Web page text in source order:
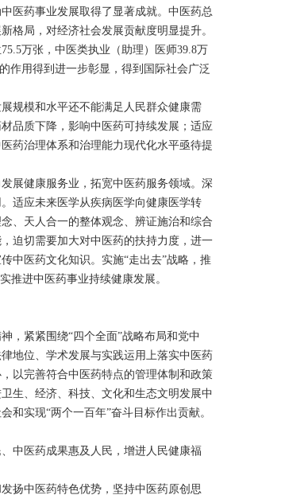
医药事业发展取得了显著成就。中医药总
格局，对经济社会发展贡献度明显提升。
75.5万张，中医类执业（助理）医师39.8万
作用得到进一步彰显，得到国际社会广泛
规模和水平还不能满足人民群众健康需
品质下降，影响中医药可持续发展；适应
药治理体系和治理能力现代化水平亟待提
展健康服务业，拓宽中医药服务领域。深
适应未来医学从疾病医学向健康医学转
、天人合一的整体观念、辨证施治和综合
迫切需要加大对中医药的扶持力度，进一
中医药文化知识。实施“走出去”战略，推
推进中医药事业持续健康发展。
紧紧围绕“四个全面”战略布局和党中
地位、学术发展与实践运用上落实中医药
以完善符合中医药特点的管理体制和政策
生、经济、科技、文化和生态文明发展中
和实现“两个一百年”奋斗目标作出贡献。
中医药成果惠及人民，增进人民健康福
扬中医药特色优势，坚持中医药原创思